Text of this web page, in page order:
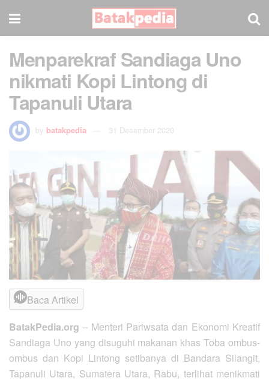
Menparekraf Sandiaga Uno
nikmati Kopi Lintong di
Tapanuli Utara
by batakpedia 31 Desember 2020
Baca Artikel
BatakPedia.org– Menteri Pariwsata dan Ekonomi Kreatif
Sandiaga Uno yang disuguhi makanan khas Toba ombus-
ombus dan Kopi Lintong setibanya di Bandara Silangit,
Tapanuli Utara, Sumatera Utara, Rabu, terlihat menikmati